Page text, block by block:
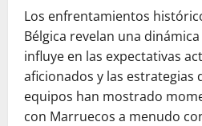
Los enfrentamientos
Bélgica revelan una
influye en las expectativas
aficionados y las estrategias
equipos han mostrado
con Marruecos a menudo